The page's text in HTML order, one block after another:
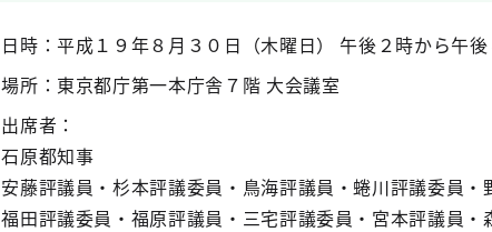
日時：平成１９年８月３０日（木曜日） 午後２時から午
場所：東京都庁第一本庁舎７階 大会議室
出席者：
石原都知事
安藤評議員・杉本評議委員・鳥海評議員・蜷川評議委員・
福田評議委員・福原評議員・三宅評議委員・宮本評議員・